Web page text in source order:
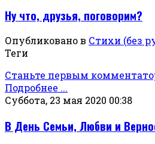
Ну что, друзья, поговорим?
Опубликовано в Стихи (без
Теги
Станьте первым
Подробнее ...
Суббота, 23 мая 2020 00:38
В День Семьи, Любви и